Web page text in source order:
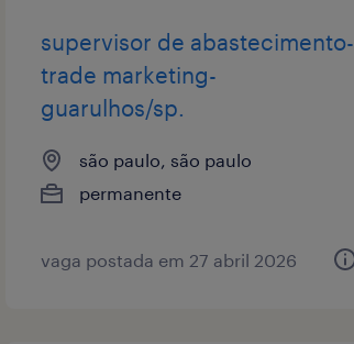
supervisor de abastecimento-
trade marketing-
guarulhos/sp.
são paulo, são paulo
permanente
vaga postada em 27 abril 2026